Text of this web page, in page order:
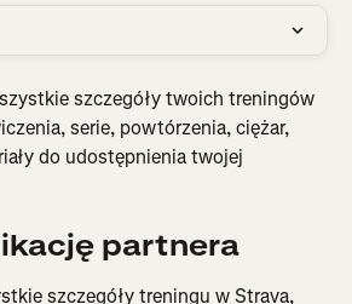
szczegóły twoich treningów
serie, powtórzenia, ciężar,
do udostępnienia twojej
partnera
szczegóły treningu w Strava,